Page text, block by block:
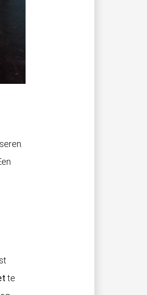
te